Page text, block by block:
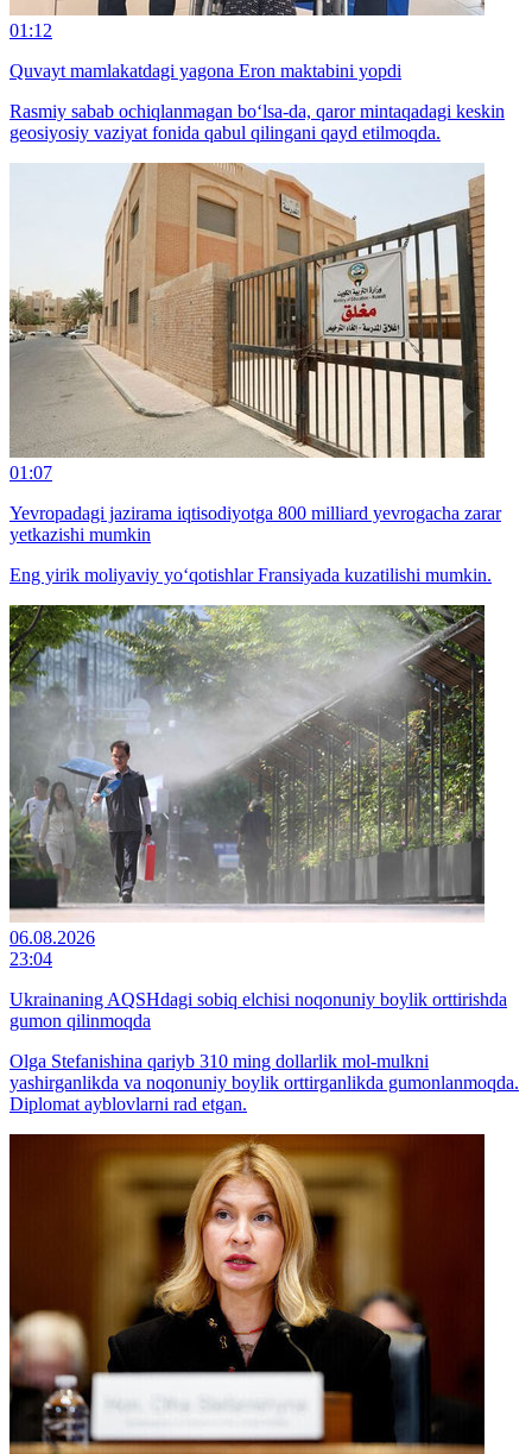
01:12
Quvayt mamlakatdagi yagona Eron maktabini yopdi
Rasmiy sabab ochiqlanmagan bo‘lsa-da, qaror mintaqadagi keskin
geosiyosiy vaziyat fonida qabul qilingani qayd etilmoqda.
01:07
Yevropadagi jazirama iqtisodiyotga 800 milliard yevrogacha zarar
yetkazishi mumkin
Eng yirik moliyaviy yo‘qotishlar Fransiyada kuzatilishi mumkin.
06.08.2026
23:04
Ukrainaning AQSHdagi sobiq elchisi noqonuniy boylik orttirishda
gumon qilinmoqda
Olga Stefanishina qariyb 310 ming dollarlik mol-mulkni
yashirganlikda va noqonuniy boylik orttirganlikda gumonlanmoqda.
Diplomat ayblovlarni rad etgan.